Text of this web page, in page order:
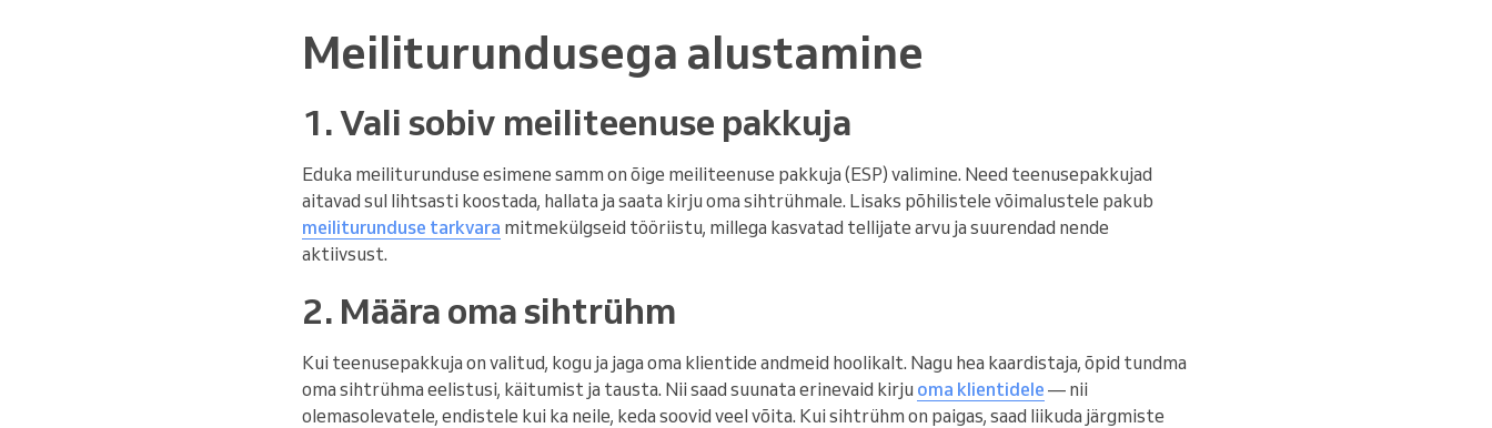
Meiliturundusega alustamine
1. Vali sobiv meiliteenuse pakkuja
Eduka meiliturunduse esimene samm on õige meiliteenuse pakkuja (ESP) valimine. Need teenusepakkujad
aitavad sul lihtsasti koostada, hallata ja saata kirju oma sihtrühmale. Lisaks põhilistele võimalustele pakub
meiliturunduse tarkvara mitmekülgseid tööriistu, millega kasvatad tellijate arvu ja suurendad nende
aktiivsust.
2. Määra oma sihtrühm
Kui teenusepakkuja on valitud, kogu ja jaga oma klientide andmeid hoolikalt. Nagu hea kaardistaja, õpid tundma
oma sihtrühma eelistusi, käitumist ja tausta. Nii saad suunata erinevaid kirju oma klientidele — nii
olemasolevatele, endistele kui ka neile, keda soovid veel võita. Kui sihtrühm on paigas, saad liikuda järgmiste